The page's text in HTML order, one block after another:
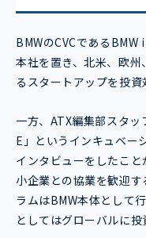
BMWのCVCである
本社を置き、北米、欧
るスタートアップを投資
一方、ATX編集部スタ
E」というインキュベー
インタビューをしたこ
小企業との協業を歓迎
ラムはBMW本体として
としてはグローバルに投